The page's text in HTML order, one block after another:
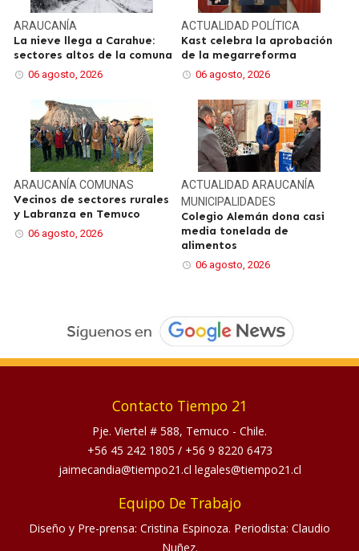
ARAUCANÍA
La nieve llega a Carahue:
sectores altos de la comuna
06 agosto, 2026
ACTUALIDAD POLÍTICA
Kast celebra la aprobación
de la megarreforma
06 agosto, 2026
ARAUCANÍACOMUNAS
Vecinos de sectores rurales
y Labranza en Temuco
06 agosto, 2026
ACTUALIDAD ARAUCANÍA
MUNICIPALIDADES
Colegio Alemán dona casi
media tonelada de
alimentos
06 agosto, 2026
Contacto Tiempo 21
Pje. Viertel # 588, Temuco - Chile.
+56 45 242 1805 / +56 9 8220 6473
jaimecandia@tiempo21.cl legales@tiempo21.cl
Equipo De Trabajo
Diseño y Pre-prensa: Cristina Espinoza. Periodista: Claudio
Nuñez.